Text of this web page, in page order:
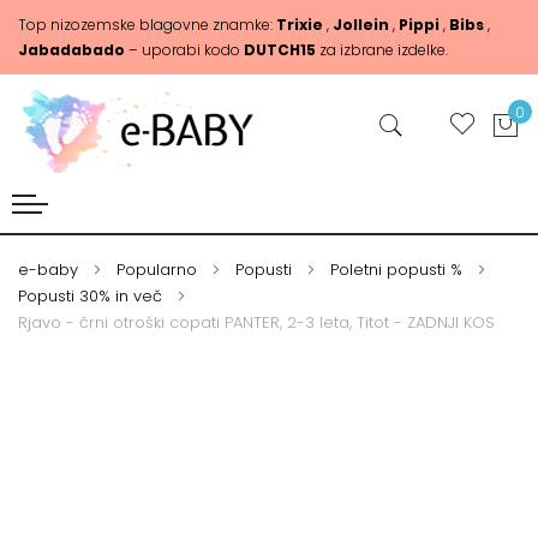
Top nizozemske blagovne znamke: Trixie , Jollein , Pippi, Bibs,
Jabadabado – uporabi kodo DUTCH15 za izbrane izdelke.
0
e-baby Popularno Popusti
Poletni popusti %
Popusti 30% in več
Rjavo - črni otroški copati PANTER, 2-3 leta, Titot - ZADNJI KOS